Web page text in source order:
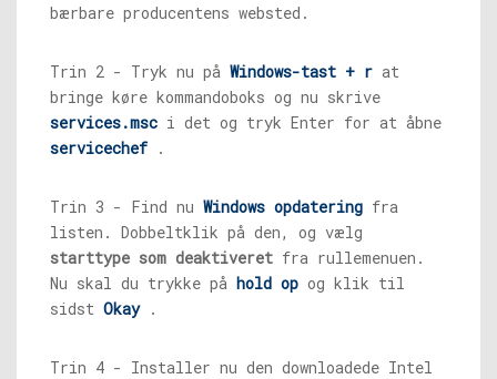
bærbare producentens websted.
Trin 2 - Tryk nu på Windows-tast + r at
bringe køre kommandoboks og nu skrive
services.msc i det og tryk Enter for at åbne
servicechef .
Trin 3 - Find nu Windows opdatering fra
listen. Dobbeltklik på den, og vælg
starttype som deaktiveret fra rullemenuen.
Nu skal du trykke på hold op og klik til
sidst Okay.
Trin 4 - Installer nu den downloadede Intel